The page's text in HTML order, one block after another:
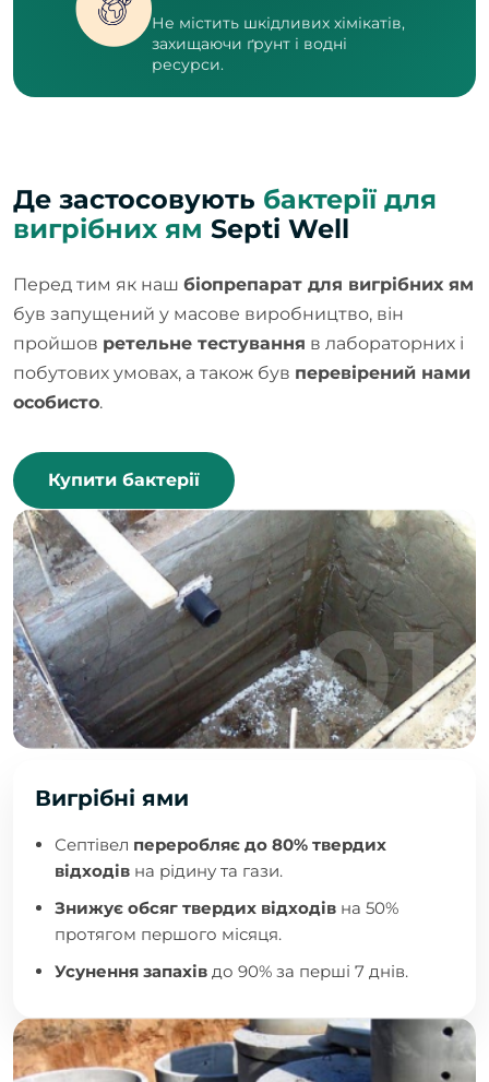
Не містить шкідливих хімікатів,
захищаючи ґрунт і водні
ресурси.
Де застосовують бактерії для
вигрібних ям Septi Well
Перед тим як наш біопрепарат для вигрібних ям
був запущений у масове виробництво, він
пройшов ретельне тестування в лабораторних і
побутових умовах, а також був перевірений нами
особисто.
Купити бактерії
Вигрібні ями
Септівел переробляє до 80% твердих
відходів на рідину та гази.
Знижує обсяг твердих відходів на 50%
протягом першого місяця.
Усунення запахів до 90% за перші 7 днів.